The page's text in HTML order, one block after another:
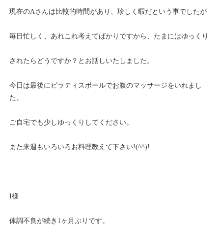
現在のAさんは比較的時間があり、珍しく暇だという事でしたが
毎日忙しく、あれこれ考えてばかりですから、たまにはゆっくり
されたらどうですか？とお話しいたしました。
今日は最後にピラティスボールでお腹のマッサージをいれまし
た。
ご自宅でも少しゆっくりしてください。
また来週もいろいろお料理教えて下さい!(^^)!
I様
体調不良が続き1ヶ月ぶりです。